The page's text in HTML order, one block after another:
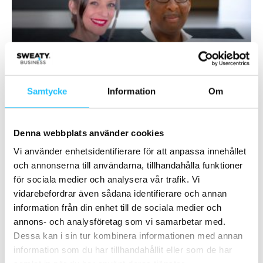
Samtycke Information Om
Denna webbplats använder cookies
Vi använder enhetsidentifierare för att anpassa innehållet
och annonserna till användarna, tillhandahålla funktioner
för sociala medier och analysera vår trafik. Vi
vidarebefordrar även sådana identifierare och annan
information från din enhet till de sociala medier och
annons- och analysföretag som vi samarbetar med.
Dessa kan i sin tur kombinera informationen med annan
information som du har tillhandahållit eller som de har
Management
Mia Björkroos & Julian Barnes – Sweaty
Business Podcast #122
Brian van den Brink - 2023-03-29 0
Management